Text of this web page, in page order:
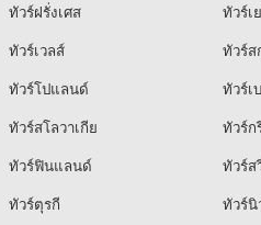
ทัวร์ฝรั่งเศส ทัวร์เ
ทัวร์เวลส์ ทัวร์
ทัวร์โปแลนด์ ทัวร์เ
ทัวร์สโลวาเกีย ทัวร์ก
ทัวร์ฟินแลนด์ ทัวร์ส
ทัวร์ตุรกี ทัวร์